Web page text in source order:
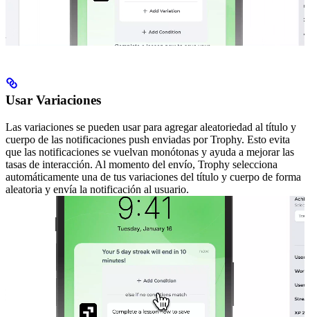
Usar Variaciones
Las variaciones se pueden usar para agregar aleatoriedad al título y
cuerpo de las notificaciones push enviadas por Trophy. Esto evita
que las notificaciones se vuelvan monótonas y ayuda a mejorar las
tasas de interacción. Al momento del envío, Trophy selecciona
automáticamente una de tus variaciones del título y cuerpo de forma
aleatoria y envía la notificación al usuario.